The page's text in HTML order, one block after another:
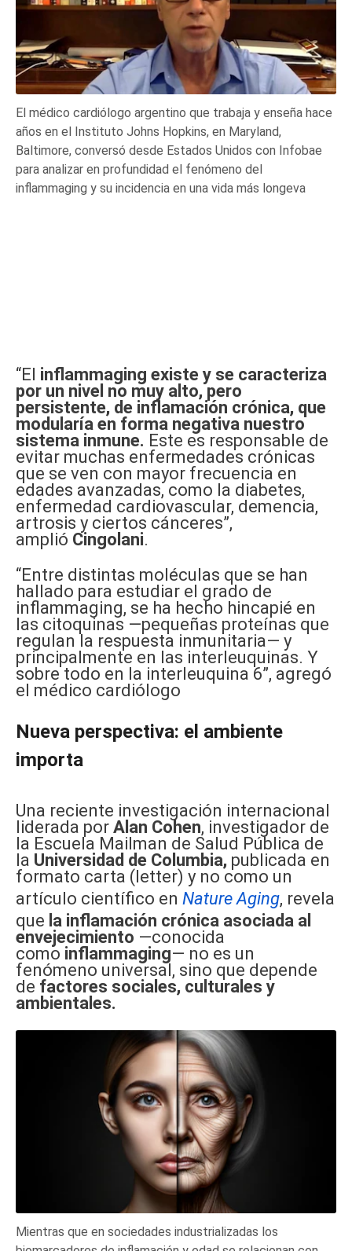
El médico cardiólogo argentino que trabaja y enseña hace
años en el Instituto Johns Hopkins, en Maryland,
Baltimore, conversó desde Estados Unidos con Infobae
para analizar en profundidad el fenómeno del
inflammaging y su incidencia en una vida más longeva
“El inflammaging existe y se caracteriza
por un nivel no muy alto, pero
persistente, de inflamación crónica, que
modularía en forma negativa nuestro
sistema inmune. Este es responsable de
evitar muchas enfermedades crónicas
que se ven con mayor frecuencia en
edades avanzadas, como la diabetes,
enfermedad cardiovascular, demencia,
artrosis y ciertos cánceres”,
amplió Cingolani.
“Entre distintas moléculas que se han
hallado para estudiar el grado de
inflammaging, se ha hecho hincapié en
las citoquinas —pequeñas proteínas que
regulan la respuesta inmunitaria— y
principalmente en las interleuquinas. Y
sobre todo en la interleuquina 6”, agregó
el médico cardiólogo
Nueva perspectiva: el ambiente
importa
Una reciente investigación internacional
liderada por Alan Cohen, investigador de
la Escuela Mailman de Salud Pública de
la Universidad de Columbia, publicada en
formato carta (letter) y no como un
artículo científico en Nature Aging, revela
que la inflamación crónica asociada al
envejecimiento —conocida
como inflammaging— no es un
fenómeno universal, sino que depende
de factores sociales, culturales y
ambientales.
Mientras que en sociedades industrializadas los